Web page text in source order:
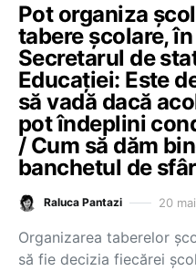
Pot organiza
tabere școlare,
Secretarul de
Educației: Este
să vadă dacă
pot îndeplini
/ Cum să dăm
banchetul de
Raluca Pantazi 20
Organizarea taberelor
să fie decizia fiecărei